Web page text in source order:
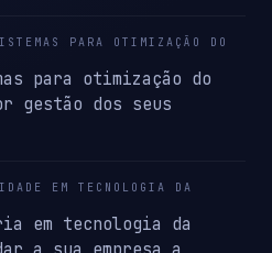
PARA OTIMIZAÇÃO DO
para otimização do
gestão dos seus
EM TECNOLOGIA DA
em tecnologia da